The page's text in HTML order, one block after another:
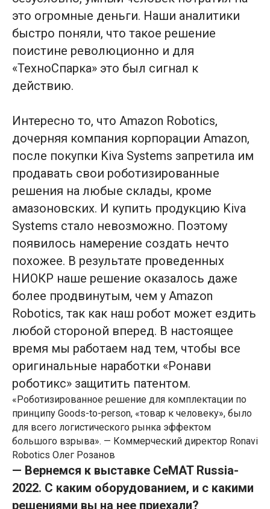
это огромные деньги. Наши аналитики
быстро поняли, что такое решение
поистине революционно и для
«ТехноСпарка» это был сигнал к
действию.
Интересно то, что Amazon Robotics,
дочерняя компания корпорации Amazon,
после покупки Kiva Systems запретила им
продавать свои роботизированные
решения на любые склады, кроме
амазоновских. И купить продукцию Kiva
Systems стало невозможно. Поэтому
появилось намерение создать нечто
похожее. В результате проведенных
НИОКР наше решение оказалось даже
более продвинутым, чем у Amazon
Robotics, так как наш робот может ездить
любой стороной вперед. В настоящее
время мы работаем над тем, чтобы все
оригинальные наработки «Ронави
роботикс» защитить патентом.
«Роботизированное решение для комплектации по
принципу Goods-to-person, «товар к человеку», было
для всего логистического рынка эффектом
большого взрыва». — Коммерческий директор Ronavi
Robotics Олег Розанов
— Вернемся к выставке СеMAT Russia-
2022. С каким оборудованием, и с какими
решениями вы на нее приехали?